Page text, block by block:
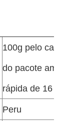
100g pelo
do pacote
rápida de 16
Peru